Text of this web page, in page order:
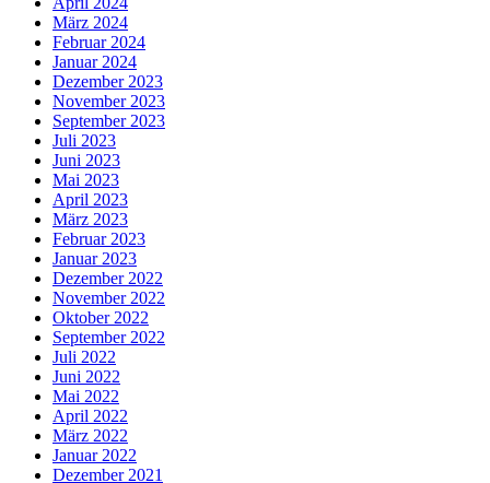
März 2024
Februar 2024
Januar 2024
Dezember 2023
November 2023
September 2023
Juli 2023
Juni 2023
Mai 2023
April 2023
März 2023
Februar 2023
Januar 2023
Dezember 2022
November 2022
Oktober 2022
September 2022
Juli 2022
Juni 2022
Mai 2022
April 2022
März 2022
Januar 2022
Dezember 2021